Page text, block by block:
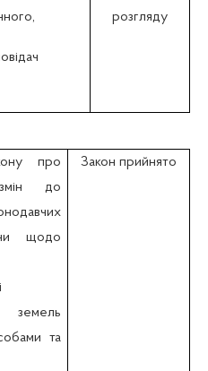
розгляду
про
до
щодо
земель
та
Закон прийнято